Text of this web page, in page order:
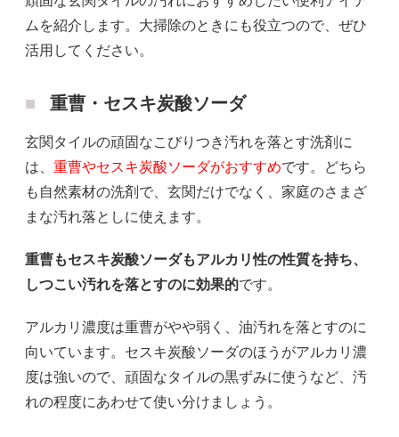
ムを紹介します。大掃除のときにも役立つので、ぜひ
活用してください。
重曹・セスキ炭酸ソーダ
玄関タイルの頑固なこびりつき汚れを落とす洗剤に
は、 重曹やセスキ炭酸ソーダがおすすめです。どちら
も自然素材の洗剤で、玄関だけでなく、家庭のさまざ
まな汚れ落としに使えます。
重曹もセスキ炭酸ソーダもアルカリ性の性質を持ち、
しつこい汚れを落とすのに効果的です。
アルカリ濃度は重曹がやや弱く、油汚れを落とすのに
向いています。セスキ炭酸ソーダのほうがアルカリ濃
度は強いので、頑固なタイルの黒ずみに使うなど、汚
れの程度にあわせて使い分けましょう。